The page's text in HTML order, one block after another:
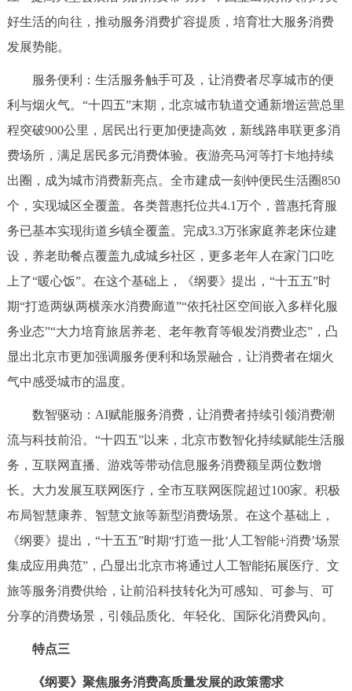
好生活的向往，推动服务消费扩容提质，培育壮大服务消费
发展势能。
服务便利：生活服务触手可及，让消费者尽享城市的便
利与烟火气。“十四五”末期，北京城市轨道交通新增运营总里
程突破900公里，居民出行更加便捷高效，新线路串联更多消
费场所，满足居民多元消费体验。夜游亮马河等打卡地持续
出圈，成为城市消费新亮点。全市建成一刻钟便民生活圈850
个，实现城区全覆盖。各类普惠托位共4.1万个，普惠托育服
务已基本实现街道乡镇全覆盖。完成3.3万张家庭养老床位建
设，养老助餐点覆盖九成城乡社区，更多老年人在家门口吃
上了“暖心饭”。在这个基础上，《纲要》提出，“十五五”时
期“打造两纵两横亲水消费廊道”“依托社区空间嵌入多样化服
务业态”“大力培育旅居养老、老年教育等银发消费业态”，凸
显出北京市更加强调服务便利和场景融合，让消费者在烟火
气中感受城市的温度。
数智驱动：AI赋能服务消费，让消费者持续引领消费潮
流与科技前沿。“十四五”以来，北京市数智化持续赋能生活服
务，互联网直播、游戏等带动信息服务消费额呈两位数增
长。大力发展互联网医疗，全市互联网医院超过100家。积极
布局智慧康养、智慧文旅等新型消费场景。在这个基础上，
《纲要》提出，“十五五”时期“打造一批‘人工智能+消费’场景
集成应用典范”，凸显出北京市将通过人工智能拓展医疗、文
旅等服务消费供给，让前沿科技转化为可感知、可参与、可
分享的消费场景，引领品质化、年轻化、国际化消费风向。
特点三
《纲要》聚焦服务消费高质量发展的政策需求